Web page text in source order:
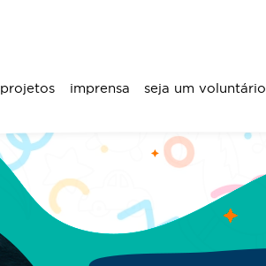
projetos imprensa seja um voluntário